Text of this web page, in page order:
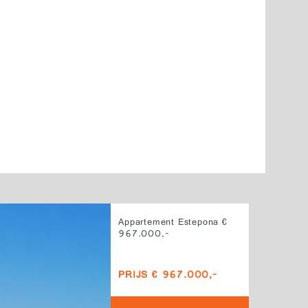
Appartement Estepona €
967.000,-
PRIJS € 967.000,-